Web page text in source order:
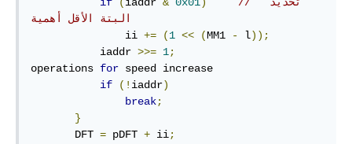
if
(iaddr & 0x01)
//  تحديد
البتة الأقل أهمية
               ii
+= (1 << (MM1 - l));
           iaddr
>>= 1;
operations for speed increase
if
(! iaddr)
break;
}
       DFT
= pDFT + ii;